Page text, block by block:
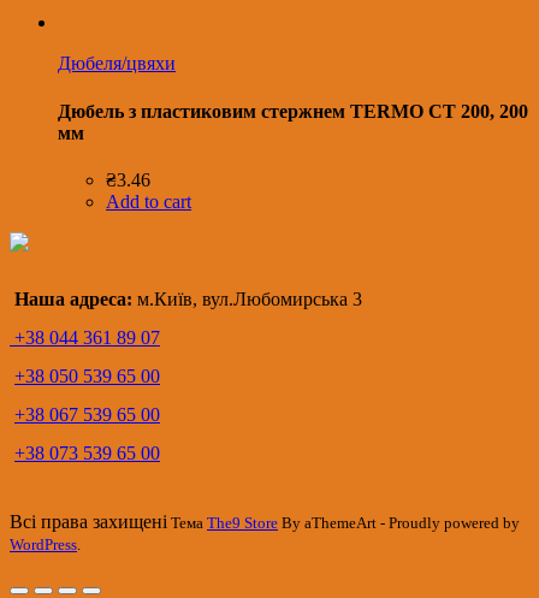
Дюбеля/цвяхи
Дюбель з пластиковим стержнем TERMO CT 200, 200
мм
₴3.46
Add to cart
Наша адреса: м.Київ, вул.Любомирська 3
+38 044 361 89 07
+38 050 539 65 00
+38 067 539 65 00
+38 073 539 65 00
Всі права захищені Тема The9 Store By aThemeArt - Proudly powered by
WordPress